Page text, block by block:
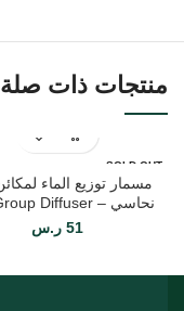
منتجات ذات صلة
SOLD OUT
نحاسي – E61 Group Diffuser
51 ر.س